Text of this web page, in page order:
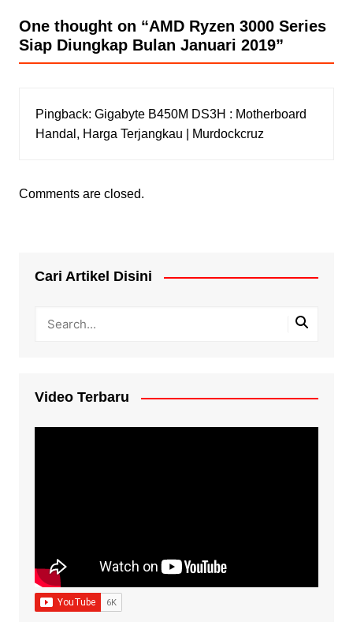
One thought on “AMD Ryzen 3000 Series
Siap Diungkap Bulan Januari 2019”
Pingback: Gigabyte B450M DS3H : Motherboard
Handal, Harga Terjangkau | Murdockcruz
Comments are closed.
Cari Artikel Disini
Video Terbaru